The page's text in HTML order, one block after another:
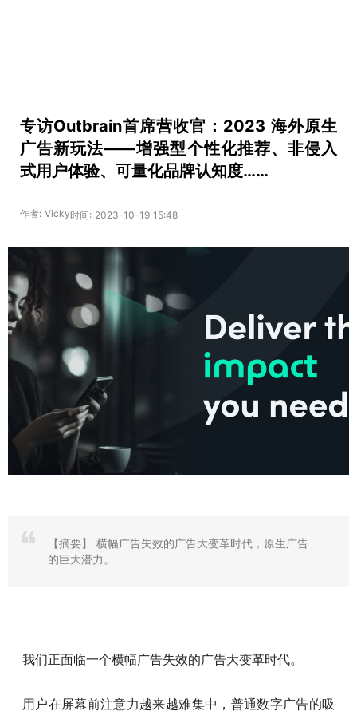
专访Outbrain首席营收官：2023 海外原生
广告新玩法——增强型个性化推荐、非侵入
式用户体验、可量化品牌认知度……
作者: Vicky时间: 2023-10-19 15:48
【摘要】
横幅广告失效的广告大变革时代，原生广告
的巨大潜力。
我们正面临一个横幅广告失效的广告大变革时代。
用户在屏幕前注意力越来越难集中，普通数字广告的吸